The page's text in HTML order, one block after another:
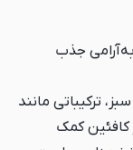
جذب
ترکیباتی مانند
کافئین کمک